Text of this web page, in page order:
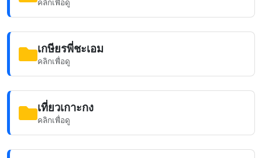
เกษียรพี่ชะเอม
คลิกเพื่อดู
เที่ยวเกาะกง
คลิกเพื่อดู